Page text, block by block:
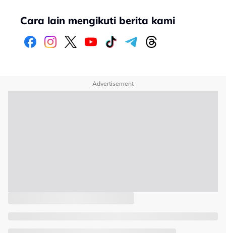
Cara lain mengikuti berita kami
Advertisement